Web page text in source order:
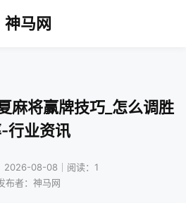
神马网
麻将赢牌技巧_怎么调胜
行业资讯
2026-08-08｜阅读：1
布者：神马网